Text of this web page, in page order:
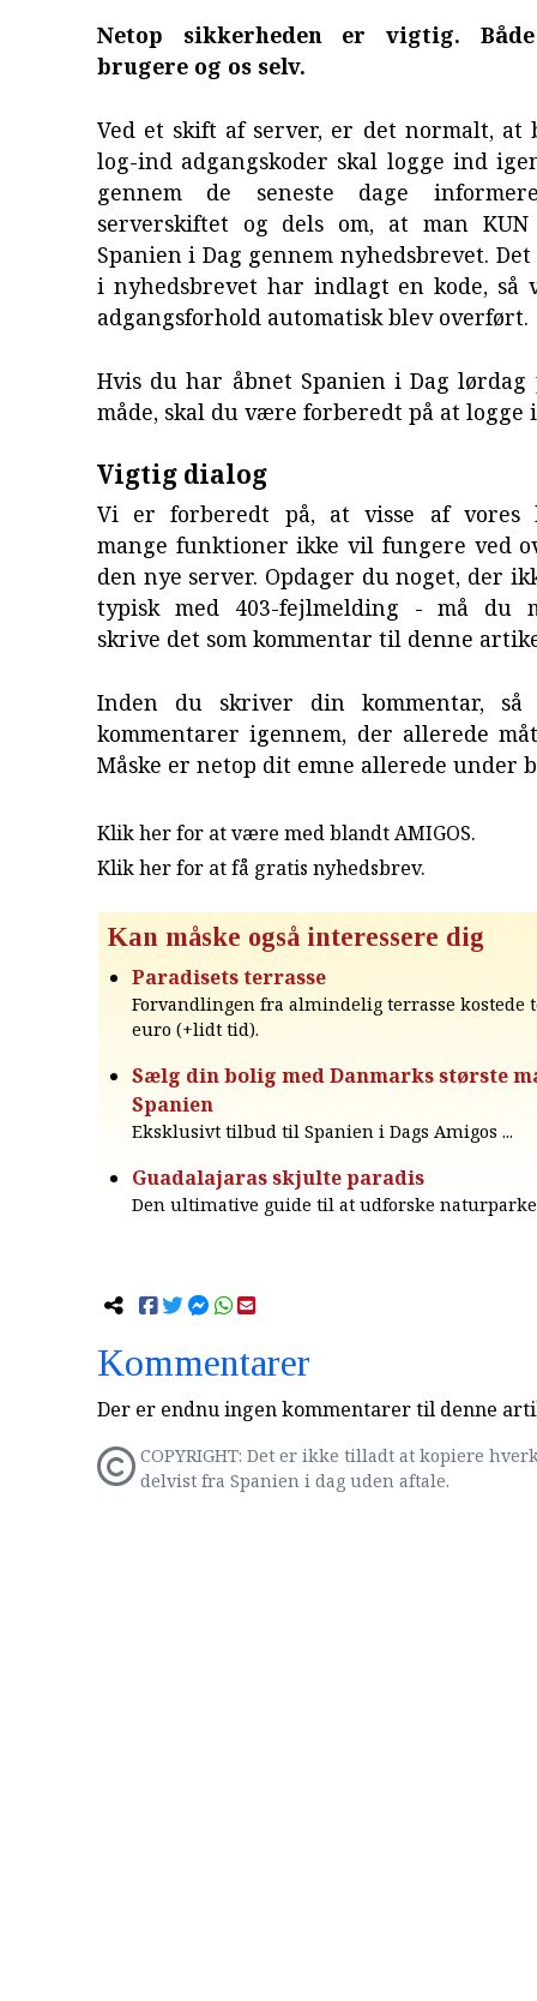
Netop sikkerheden er vigtig.
brugere og os selv.
Ved et skift af server, er det normalt, at
log-ind adgangskoder skal logge ind
gennem de seneste dage
serverskiftet og dels om, at man
Spanien i Dag gennem nyhedsbrevet.
i nyhedsbrevet har indlagt en kode, så
adgangsforhold automatisk blev overført.
Hvis du har åbnet Spanien i Dag lørdag
måde, skal du være forberedt på at logge
Vigtig dialog
Vi er forberedt på, at visse af vores
mange funktioner ikke vil fungere ved
den nye server. Opdager du noget, der
typisk med 403-fejlmelding - må du
skrive det som kommentar til denne
Inden du skriver din kommentar,
kommentarer igennem, der allerede
Måske er netop dit emne allerede under
Klik her for at være med blandt AMIGOS.
Klik her for at få gratis nyhedsbrev.
Kan måske også interessere dig
Paradisets terrasse
Forvandlingen fra almindelig terrasse kostede
euro (+lidt tid).
Sælg din bolig med Danmarks største
Spanien
Eksklusivt tilbud til Spanien i Dags Amigos ...
Guadalajaras skjulte paradis
Den ultimative guide til at udforske
Kommentarer
Der er endnu ingen kommentarer til denne
COPYRIGHT: Det er ikke tilladt at kopiere
delvist fra Spanien i dag uden aftale.